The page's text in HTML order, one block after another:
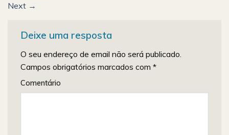
Next →
Deixe uma resposta
O seu endereço de email não será publicado.
Campos obrigatórios marcados com *
Comentário